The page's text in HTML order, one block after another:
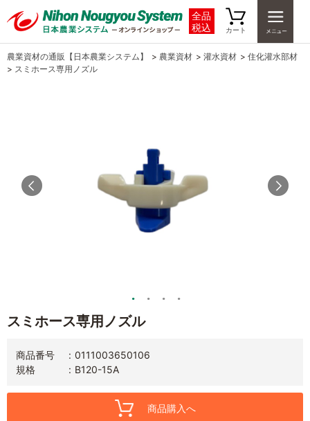
全品
税込
カート
農業資材の通販【日本農業システム】 > 農業資材 > 灌水資材 > 住化灌水部材
> スミホース専用ノズル
スミホース専用ノズル
商品番号
0111003650106
規格
B120-15A
商品購入へ